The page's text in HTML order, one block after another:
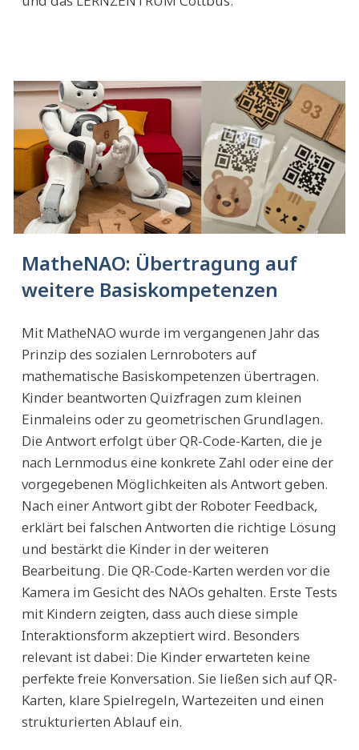
MatheNAO: Übertragung auf
weitere Basiskompetenzen
Mit MatheNAO wurde im vergangenen Jahr das
Prinzip des sozialen Lernroboters auf
mathematische Basiskompetenzen übertragen.
Kinder beantworten Quizfragen zum kleinen
Einmaleins oder zu geometrischen Grundlagen.
Die Antwort erfolgt über QR-Code-Karten, die je
nach Lernmodus eine konkrete Zahl oder eine der
vorgegebenen Möglichkeiten als Antwort geben.
Nach einer Antwort gibt der Roboter Feedback,
erklärt bei falschen Antworten die richtige Lösung
und bestärkt die Kinder in der weiteren
Bearbeitung. Die QR-Code-Karten werden vor die
Kamera im Gesicht des NAOs gehalten. Erste Tests
mit Kindern zeigten, dass auch diese simple
Interaktionsform akzeptiert wird. Besonders
relevant ist dabei: Die Kinder erwarteten keine
perfekte freie Konversation. Sie ließen sich auf QR-
Karten, klare Spielregeln, Wartezeiten und einen
strukturierten Ablauf ein.